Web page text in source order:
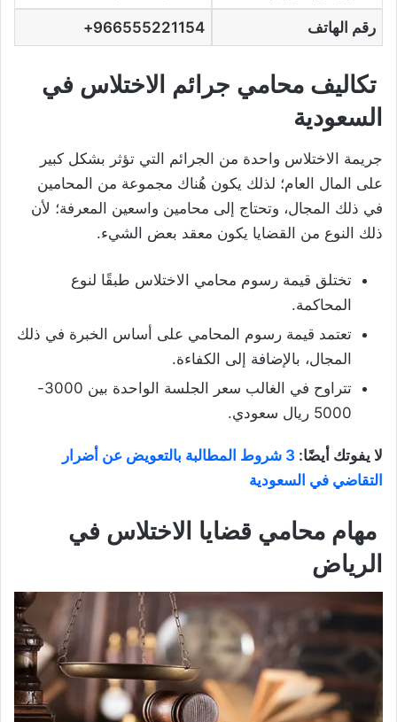
رقم الهاتف 966555221154+
تكاليف محامي جرائم الاختلاس في
السعودية
جريمة الاختلاس واحدة من الجرائم التي تؤثر بشكل كبير
على المال العام؛ لذلك يكون هُناك مجموعة من المحامين
في ذلك المجال، وتحتاج إلى محامين واسعين المعرفة؛ لأن
ذلك النوع من القضايا يكون معقد بعض الشيء.
تختلق قيمة رسوم محامي الاختلاس طبقًا لنوع
المحاكمة.
تعتمد قيمة رسوم المحامي على أساس الخبرة في ذلك
المجال، بالإضافة إلى الكفاءة.
تتراوح في الغالب سعر الجلسة الواحدة بين 3000-
5000 ريال سعودي.
لا يفوتك أيضًا:
3 شروط المطالبة بالتعويض عن أضرار
التقاضي في السعودية
مهام محامي قضايا الاختلاس في
الرياض